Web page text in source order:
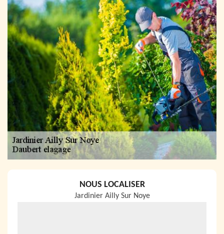
NOUS LOCALISER
Jardinier Ailly Sur Noye